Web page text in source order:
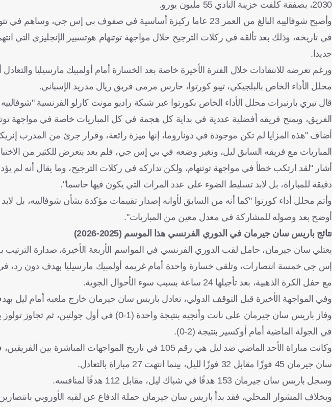
2030، بصفقة كلفت خزينة النادي 55 مليون يورو.
وأصبح شوفالييه البالغ من العمر 23 عاما ركيزة أساسية في صفوف بي إس
جديدا.
ورغم تعرضه للانتقادات خلال الفترة الأخيرة خاصة بعد الخسارة أمام أولمبيك مارسيليا
محلل الأداء الخاص بالبلجيكي، تيبو كورتوا، حارس مرمى فريق ريال مدريد الإسباني.
الفريق، ويمنح فريقه أفضلية عددية في بداية كل هجمة في كل المباريات خاصة في مواجهة
أضاف "هذه المزايا لم تكن موجودة في دوناروما، إنها ميزة رائعة، وقرار جرئ من المدرب
المباريات مع فريقه السابق ليل، وتغير وضعه في بي إس جي، فلم يعد يتعرض للكثير من
أشار "لقد ارتكب خطأ في مواجهة توتنهام، ولكن تداركه في ركلات الترجيح، وما يقال أنه لم
دقيقة للمباراة، بل لابد تسليط الضوء على عدد المرات التي يكون فيها حاسما".
وأتم محلل أداء كورتوا "كما أنه من السابق لأوانه إصدار تقييمات مؤكدة بشأن شوفالييه، بل
أوضح بعد وصوله للمشاركة في معدل معين من المباريات".
نتائج باريس سان جيرمان في الدوري الفرنسي هذا الموسم (2025-2026)
إس جي خمسة انتصارات، وتلقى خسارة واحدة أمام غريمه أولمبيك مارسيليا بهدف دون رد، في
مع حفل الكرة الذهبية، بعد تأجيلها 24 ساعة بسبب سوء الأحوال الجوية.
وفي المواجهة الأخيرة قبل التوقف الدولي، تعادل باريس سان جيرمان خارج ملعبه أمام ليل
في الجولة الماضية أمام أوكسير بنتيجة (2-0).
وكانت مباراة الأحد الماضي ضد ليل هي رقم 105 في تاريخ
سان جيرمان 45 فوزًا مقابل 32 فوزًا لليل، بينما انتهت 27 مباراة بالتعادل.
وسجل باريس سان جيرمان 153 هدفًا في شباك ليل، مقابل 112 هدفًا لمنافسه.
وبخلاف المشوار المحلي، فقد بدأ باريس سان جيرمان حملة الدفاع عن لقبه الأوروبي